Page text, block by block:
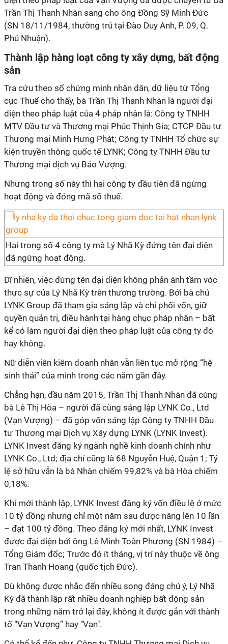
Trần Thị Thanh Nhàn sang cho ông Đồng Sỹ Minh Đức
(SN 18/11/1984, thường trú tại Đào Duy Anh, P. 09, Q.
Phú Nhuận).
Thành lập hàng loạt công ty xây dựng, bất động
sản
Tra cứu theo số chứng minh nhân dân, dữ liệu từ Tổng
cục Thuế cho thấy, bà Trần Thị Thanh Nhàn là người đại
diện theo pháp luật của 4 pháp nhân là: Công ty TNHH
MTV Đầu tư và Thương mại Phúc Thịnh Gia; CTCP Đầu tư
Thương mại Minh Hưng Phát; Công ty TNHH Tổ chức sự
kiện truyền thông quốc tế LYNK; Công ty TNHH Đầu tư
Thương mại dịch vụ Bảo Vượng.
Nhưng trong số này thì hai công ty đầu tiên đã ngừng
hoạt động và đóng mã số thuế.
Hai trong số 4 công ty mà Lý Nhã Kỳ đứng tên đại diện
đã ngừng hoạt động.
Dĩ nhiên, việc đứng tên đại diện không phản ánh tầm vóc
thực sự của Lý Nhã Kỳ trên thương trường. Bởi bà chủ
LYNK Group đã tham gia sáng lập và chi phối vốn, giữ
quyền quản trị, điều hành tại hàng chục pháp nhân – bất
kể có làm người đại diện theo pháp luật của công ty đó
hay không.
Nữ diễn viên kiêm doanh nhân vẫn liên tục mở rộng “hệ
sinh thái” của mình trong các năm gần đây.
Chẳng hạn, đầu năm 2015, Trần Thị Thanh Nhàn đã cùng
bà Lê Thị Hòa – người đã cùng sáng lập LYNK Co., Ltd
(Vạn Vượng) – đã góp vốn sáng lập Công ty TNHH Đầu
tư Thương mại Dịch vụ Xây dựng LYNK (LYNK Invest).
LYNK Invest đăng ký ngành nghề kinh doanh chính như
LYNK Co., Ltd; địa chỉ cũng là 68 Nguyễn Huệ, Quận 1; Tỷ
lệ sở hữu vẫn là bà Nhàn chiếm 99,82% và bà Hòa chiếm
0,18%.
Khi mới thành lập, LYNK Invest đăng ký vốn điều lệ ở mức
10 tỷ đồng nhưng chỉ một năm sau được nâng lên 10 lần
– đạt 100 tỷ đồng. Theo đăng ký mới nhất, LYNK Invest
được đại diện bởi ông Lê Minh Toàn Phương (SN 1984) –
Tổng Giám đốc; Trước đó ít tháng, vị trí này thuộc về ông
Tran Thanh Hoang (quốc tịch Đức).
Dù không được nhắc đến nhiều song đáng chú ý, Lý Nhã
Kỳ đã thành lập rất nhiều doanh nghiệp bất động sản
trong những năm trở lại đây, không ít được gắn với thành
tố “Vạn Vượng” hay "Vạn".